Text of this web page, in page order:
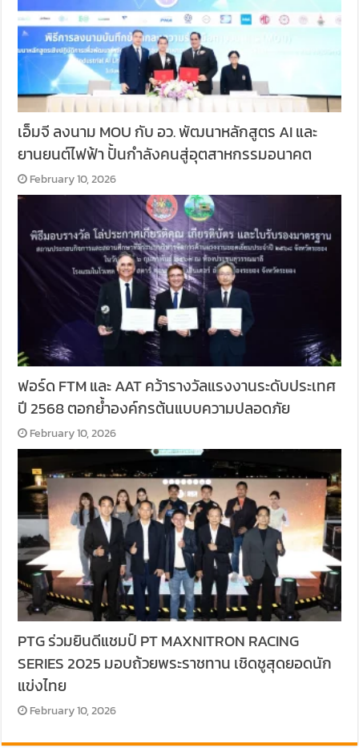
เอ็มจี ลงนาม MOU กับ อว. พัฒนาหลักสูตร AI และ
ยานยนต์ไฟฟ้า ปั้นกำลังคนสู่อุตสาหกรรมอนาคต
February 10, 2026
ฟอร์ด FTM และ AAT คว้ารางวัลแรงงานระดับประเทศ
ปี 2568 ตอกย้ำองค์กรต้นแบบความปลอดภัย
February 10, 2026
PTG ร่วมยินดีแชมป์ PT MAXNITRON RACING
SERIES 2025 มอบถ้วยพระราชทาน เชิดชูสุดยอดนัก
แข่งไทย
February 10, 2026